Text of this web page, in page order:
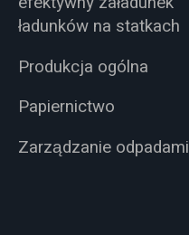
ładunków na statkach
Produkcja ogólna
Papiernictwo
Zarządzanie odpadami